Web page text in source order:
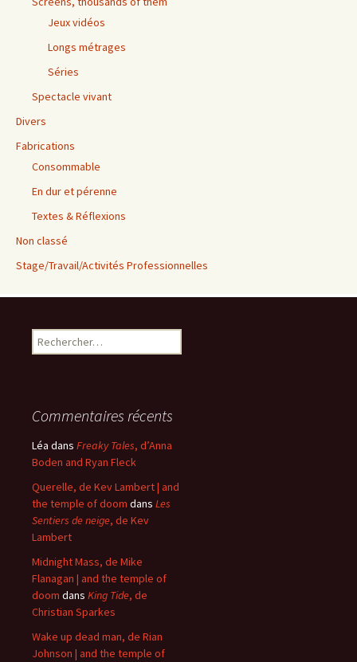
Jeux vidéos
Longs métrages
Séries
Spectacle vivant
Divers
Fabrications
Consommable
En dur et pérenne
Textes & Réflexions
Non classé
Stage/Travail/Activités Professionnelles
Rechercher :
Commentaires récents
Léa dans Freaky Tales, d’Anna
Boden and Ryan Fleck
Querelle, de Kev Lambert | and
the temple of doom dans Les
Sentiers de neige, de Kev
Lambert
Midnight Mass, de Mike
Flanagan | and the temple of
doom dans King Tide, de
Christian Sparkes
Wake up dead man, de Rian
Johnson | and the temple of